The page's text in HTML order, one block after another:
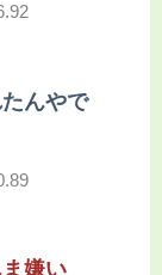
んやで
嫌い